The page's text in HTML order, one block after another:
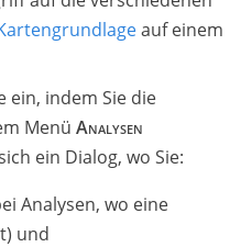
auf einem
ein, indem Sie die
Menü Analysen
ein Dialog, wo Sie:
Analysen, wo eine
und